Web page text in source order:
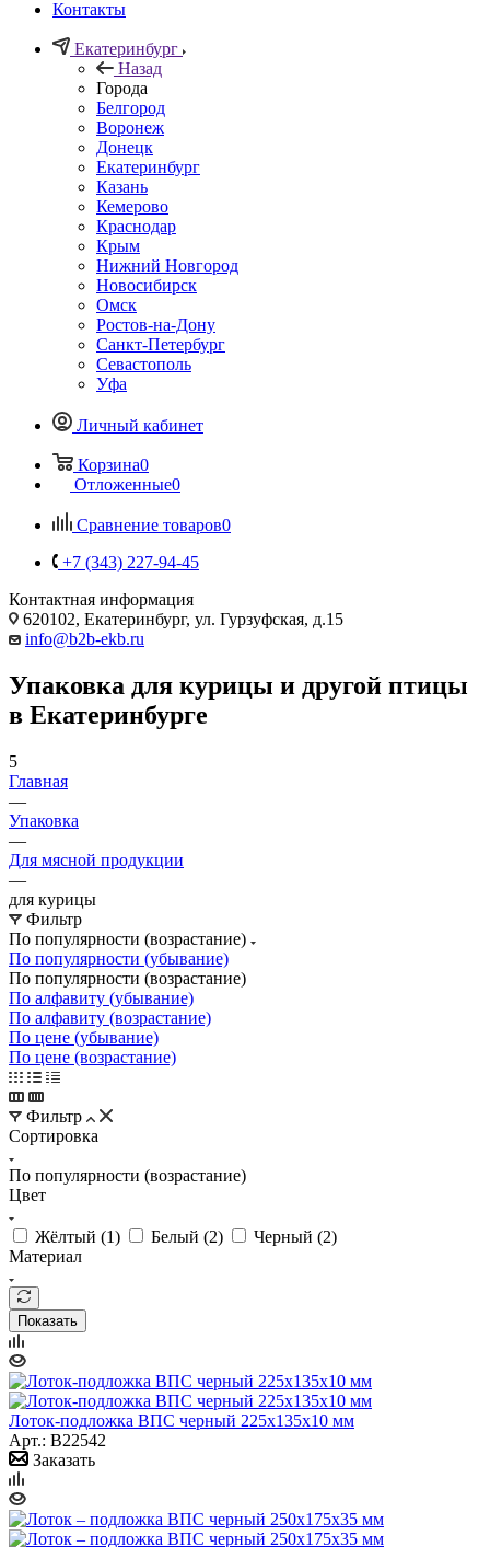
Контакты
Екатеринбург
Назад
Города
Белгород
Воронеж
Донецк
Екатеринбург
Казань
Кемерово
Краснодар
Крым
Нижний Новгород
Новосибирск
Омск
Ростов-на-Дону
Санкт-Петербург
Севастополь
Уфа
Личный кабинет
Корзина0
Отложенные0
Сравнение товаров0
+7 (343) 227-94-45
Контактная информация
620102, Екатеринбург, ул. Гурзуфская, д.15
info@b2b-ekb.ru
Упаковка для курицы и другой птицы
в Екатеринбурге
5
Главная
—
Упаковка
—
Для мясной продукции
—
для курицы
Фильтр
По популярности (возрастание)
По популярности (убывание)
По популярности (возрастание)
По алфавиту (убывание)
По алфавиту (возрастание)
По цене (убывание)
По цене (возрастание)
Фильтр
Сортировка
По популярности (возрастание)
Цвет
Жёлтый (1) Белый (2) Черный (2)
Материал
Показать
Лоток-подложка ВПС черный 225x135x10 мм
Арт.: B22542
Заказать